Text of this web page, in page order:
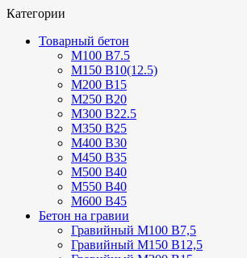
Категории
Товарный бетон
М100 В7.5
М150 В10(12.5)
М200 В15
М250 В20
М300 В22.5
М350 В25
М400 В30
М450 В35
М500 В40
М550 В40
М600 В45
Бетон на гравии
Гравийный М100 В7,5
Гравийный М150 В12,5